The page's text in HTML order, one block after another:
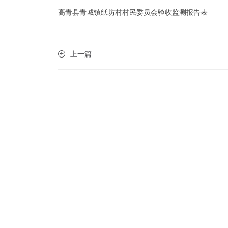
高青县青城镇纸坊村村民委员会验收监测报告表
上一篇